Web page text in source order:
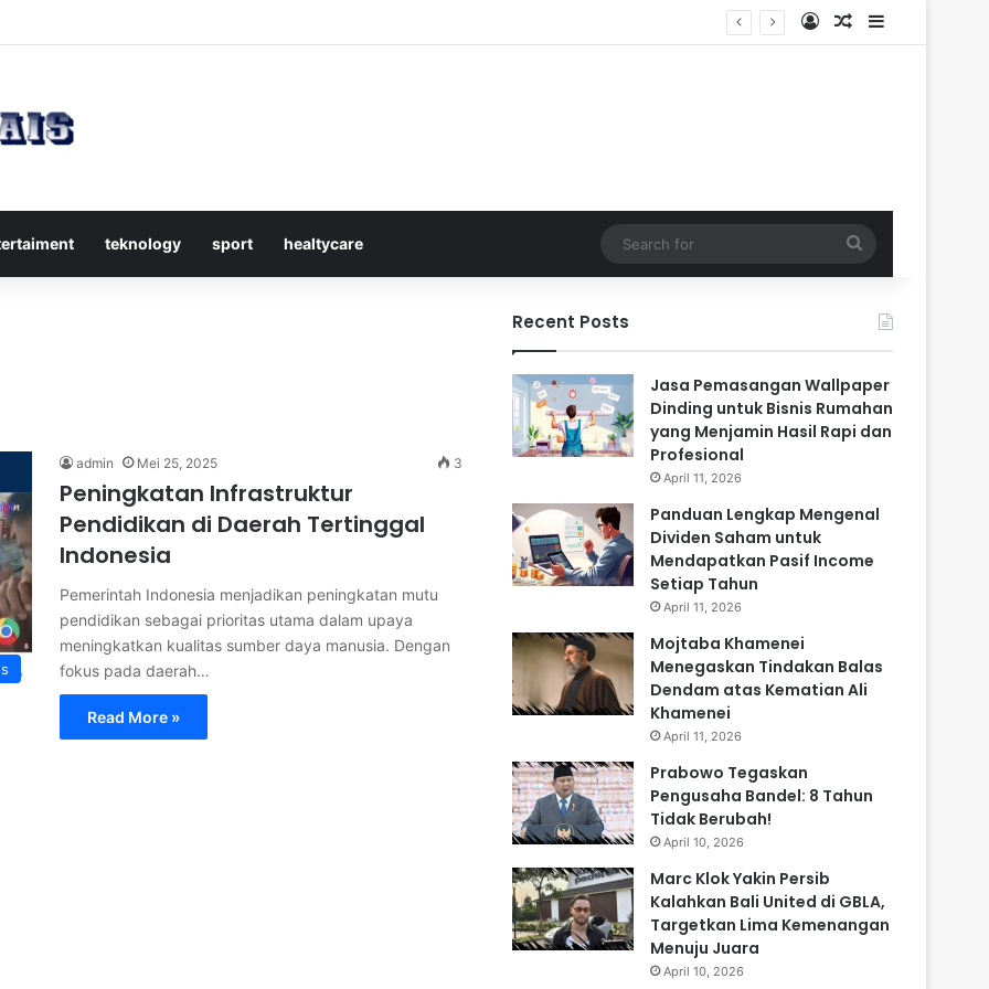
Log InRandom Article
Sidebar
teknology sport healtycare
for
admin Mei 25, 2025 3
Peningkatan Infrastruktur
Pendidikan di Daerah Tertinggal
Indonesia
Pemerintah Indonesia menjadikan peningkatan mutu
pendidikan sebagai prioritas utama dalam upaya
meningkatkan kualitas sumber daya manusia. Dengan
fokus pada daerah…
Read More »
Recent Posts
Jasa Pemasangan Wallpaper
Dinding untuk Bisnis Rumahan
yang Menjamin Hasil Rapi dan
Profesional
April 11, 2026
Panduan Lengkap Mengenal
Dividen Saham untuk
Mendapatkan Pasif Income
Setiap Tahun
April 11, 2026
Mojtaba Khamenei
Menegaskan Tindakan Balas
Dendam atas Kematian Ali
Khamenei
April 11, 2026
Prabowo Tegaskan
Pengusaha Bandel: 8 Tahun
Tidak Berubah!
April 10, 2026
Marc Klok Yakin Persib
Kalahkan Bali United di GBLA,
Targetkan Lima Kemenangan
Menuju Juara
April 10, 2026